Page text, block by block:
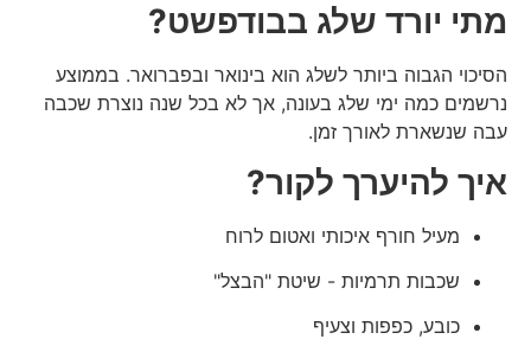
מתי יורד שלג בבודפשט?
הסיכוי הגבוה ביותר לשלג הוא בינואר ובפברואר. בממוצע
נרשמים כמה ימי שלג בעונה, אך לא בכל שנה נוצרת שכבה
עבה שנשארת לאורך זמן.
איך להיערך לקור?
מעיל חורף איכותי ואטום לרוח
שכבות תרמיות - שיטת "הבצל"
כובע, כפפות וצעיף